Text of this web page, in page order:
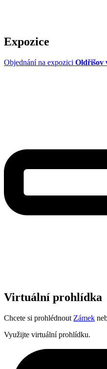
Expozice
Objednání na expozici Oldřišov
Virtuální prohlídka
Chcete si prohlédnout Zámek
Využijte virtuální prohlídku.